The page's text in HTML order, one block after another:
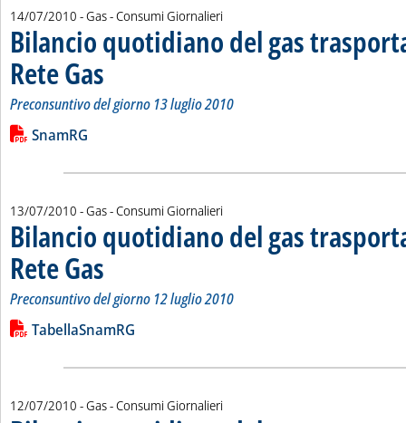
14/07/2010 - Gas - Consumi Giornalieri
Bilancio quotidiano del gas
Rete Gas . Sottotitolo: Preconsuntivo del giorno 13 luglio 2010
. Pubblicata mercoledì 14 luglio 2010 alle 15.36.
Preconsuntivo del giorno 13 luglio 2010
Leggi tutta la notizia: 'Bilancio quotidiano del gas
Lista allegati PDF alla notizia
SnamRG
13/07/2010 - Gas - Consumi Giornalieri
Bilancio quotidiano del gas
Rete Gas . Sottotitolo: Preconsuntivo del giorno 12 luglio 2010
. Pubblicata martedì 13 luglio 2010 alle 14.43.
Preconsuntivo del giorno 12 luglio 2010
Leggi tutta la notizia: 'Bilancio quotidiano del gas
Lista allegati PDF alla notizia
TabellaSnamRG
12/07/2010 - Gas - Consumi Giornalieri